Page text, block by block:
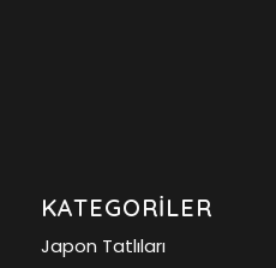
KATEGORILER
Japon Tatlıları